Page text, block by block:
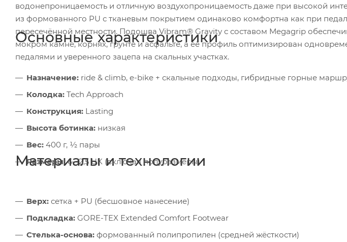
водонепроницаемость и отличную воздухопроницаемость даже при высокой
из формованного PU с тканевым покрытием одинаково комфортна как при
пересечённой местности. Подошва Vibram® Gravity с составом Megagrip
мокром камне, корнях, грунте и асфальте, а её профиль оптимизирован
педалями и уверенного зацепа на скальных участках.
Основные характеристики
Назначение: ride & climb, e-bike + скальные подходы, гибридные горные
Колодка: Tech Approach
Конструкция: Lasting
Высота ботинка: низкая
Вес: 400 г, ½ пары
Размеры:6–12,5 UK (включая полуразмеры)
Материалы и технологии
Верх: сетка + PU (бесшовное нанесение)
Подкладка: GORE-TEX Extended Comfort Footwear
Стелька-основа: формованный полипропилен (средней жёсткости)